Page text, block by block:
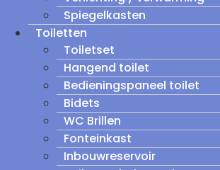
Spiegelkasten
Toiletten
Toiletset
Hangend toilet
Bedieningspaneel toilet
Bidets
WC Brillen
Fonteinkast
Inbouwreservoir